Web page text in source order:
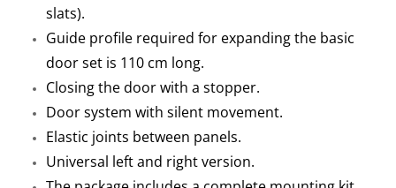
slats).
Guide profile required for expanding the basic
door set is 110 cm long.
Closing the door with a stopper.
Door system with silent movement.
Elastic joints between panels.
Universal left and right version.